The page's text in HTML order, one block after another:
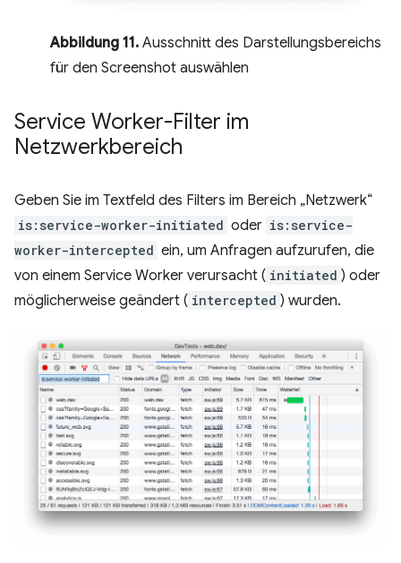
Abbildung 11. Ausschnitt des Darstellungsbereichs
für den Screenshot auswählen
Service Worker-Filter im
Netzwerkbereich
Geben Sie im Textfeld des Filters im Bereich „Netzwerk“
is:service-worker-initiated oder is:service-
worker-intercepted ein, um Anfragen aufzurufen, die
von einem Service Worker verursacht ( initiated ) oder
möglicherweise geändert ( intercepted ) wurden.